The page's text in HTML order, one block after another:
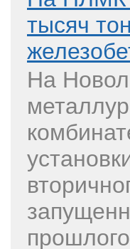
тысяч
На